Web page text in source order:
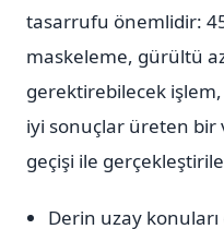
tasarrufu önemlidir:
maskeleme, gürültü
gerektirebilecek işlem,
iyi sonuçlar üreten bir
geçişi ile
Derin uzay